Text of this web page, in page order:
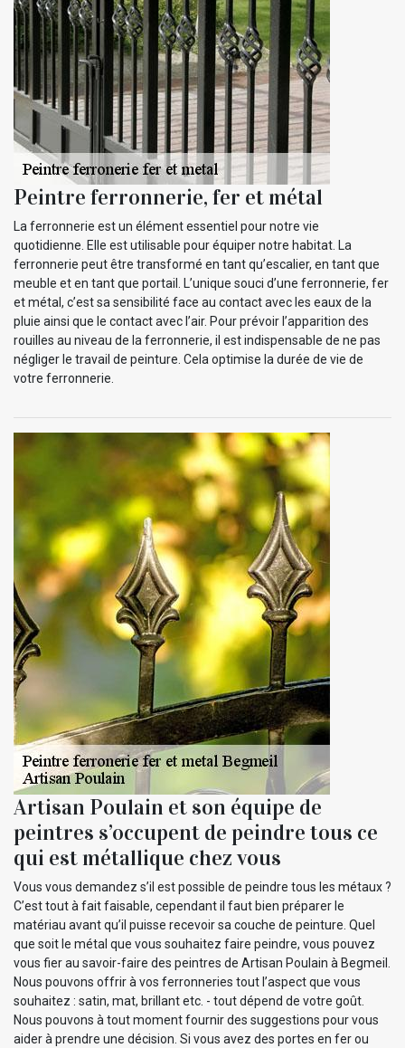
Peintre ferronnerie, fer et métal
La ferronnerie est un élément essentiel pour notre vie
quotidienne. Elle est utilisable pour équiper notre habitat. La
ferronnerie peut être transformé en tant qu’escalier, en tant que
meuble et en tant que portail. L’unique souci d’une ferronnerie, fer
et métal, c’est sa sensibilité face au contact avec les eaux de la
pluie ainsi que le contact avec l’air. Pour prévoir l’apparition des
rouilles au niveau de la ferronnerie, il est indispensable de ne pas
négliger le travail de peinture. Cela optimise la durée de vie de
votre ferronnerie.
Artisan Poulain et son équipe de
peintres s’occupent de peindre tous ce
qui est métallique chez vous
Vous vous demandez s’il est possible de peindre tous les métaux ?
C’est tout à fait faisable, cependant il faut bien préparer le
matériau avant qu’il puisse recevoir sa couche de peinture. Quel
que soit le métal que vous souhaitez faire peindre, vous pouvez
vous fier au savoir-faire des peintres de Artisan Poulain à Begmeil.
Nous pouvons offrir à vos ferronneries tout l’aspect que vous
souhaitez : satin, mat, brillant etc. - tout dépend de votre goût.
Nous pouvons à tout moment fournir des suggestions pour vous
aider à prendre une décision. Si vous avez des portes en fer ou